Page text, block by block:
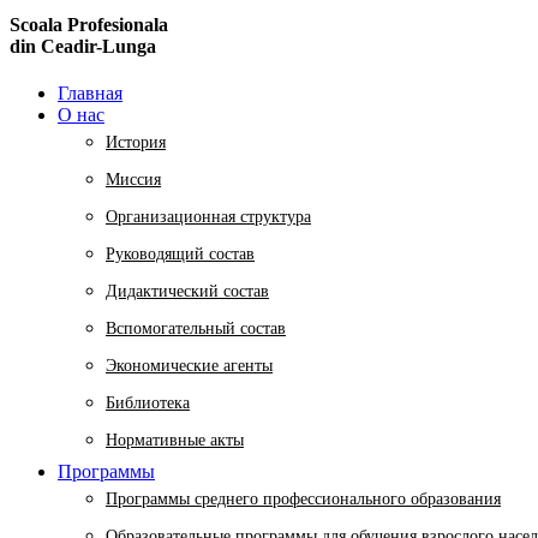
Scoala Profesionala
din Ceadir-Lunga
Главная
О нас
История
Миссия
Организационная структура
Руководящий состав
Дидактический состав
Вспомогательный состав
Экономические агенты
Библиотека
Нормативные акты
Программы
Программы среднего профессионального образования